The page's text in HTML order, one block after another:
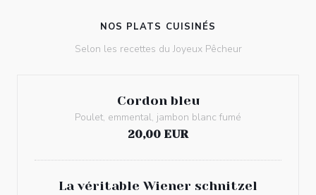
NOS PLATS CUISINÉS
Selon les recettes du Joyeux Pêcheur
Cordon bleu
Poulet, emmental, jambon blanc fumé
20,00 EUR
La véritable Wiener schnitzel